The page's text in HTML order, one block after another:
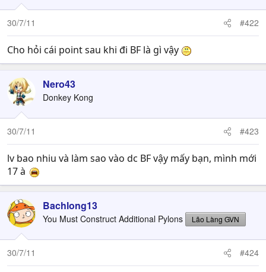
30/7/11 #422
Cho hỏi cái point sau khi đi BF là gì vậy
Nero43
Donkey Kong
30/7/11 #423
lv bao nhiu và làm sao vào dc BF vậy mấy bạn, mình mới
17 à
Bachlong13
You Must Construct Additional Pylons Lão Làng GVN
30/7/11 #424